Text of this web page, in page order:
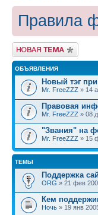
Правила
Новая тема
ОБЪЯВЛЕНИЯ
Новый тэг
Mr. FreeZZZ » 14
Правовая
Mr. FreeZZZ » 08
"Звания" на
Mr. FreeZZZ » 15
ТЕМЫ
Поддержка
ORG » 21 фев
Кем
Ночь » 19 янв